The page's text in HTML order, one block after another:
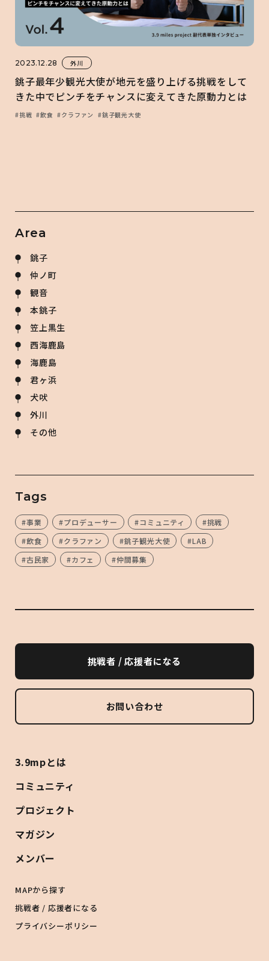
2023.12.28 外川
銚子最年少観光大使が地元を盛り上げる挑戦をして
きた中でピンチをチャンスに変えてきた原動力とは
#挑戦 #飲食 #クラファン #銚子観光大使
Area
銚子
仲ノ町
観音
本銚子
笠上黒生
西海鹿島
海鹿島
君ヶ浜
犬吠
外川
その他
Tags
#事業 #プロデューサー #コミュニティ
#挑戦
#飲食
#クラファン #銚子観光大使
#LAB
#古民家
#カフェ #仲間募集
挑戦者 / 応援者になる
お問い合わせ
3.9mpとは
コミュニティ
プロジェクト
マガジン
メンバー
MAPから探す
挑戦者 / 応援者になる
プライバシーポリシー